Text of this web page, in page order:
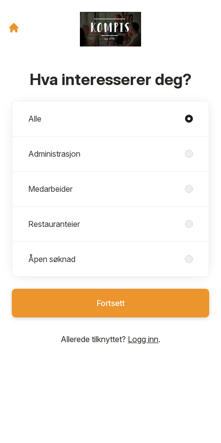
Hva interesserer deg?
Alle
Administrasjon
Medarbeider
Restauranteier
Åpen søknad
Fortsett
Allerede tilknyttet? Logg inn.